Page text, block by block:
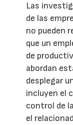
Las
de las
no pueden
que un
de
abordan
desplegar
incluyen el
control de
el